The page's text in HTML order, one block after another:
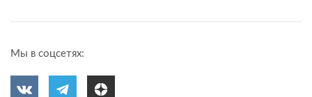
Мы в соцсетях: